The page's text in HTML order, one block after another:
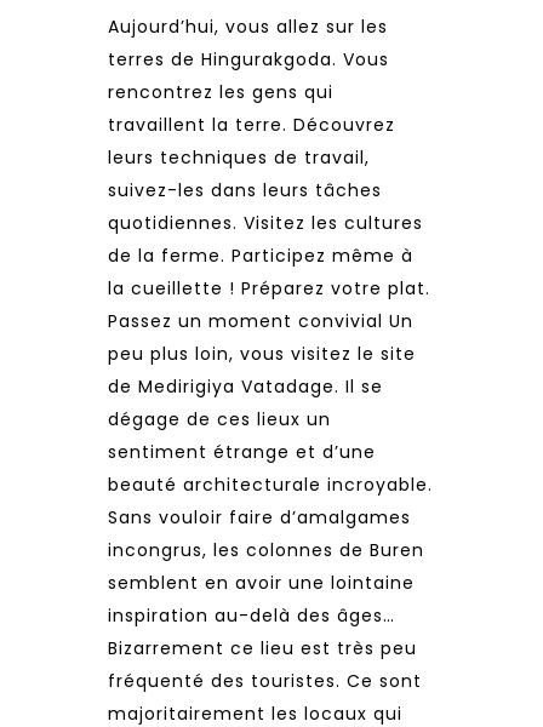
Aujourd’hui, vous allez sur les
terres de Hingurakgoda. Vous
rencontrez les gens qui
travaillent la terre. Découvrez
leurs techniques de travail,
suivez-les dans leurs tâches
quotidiennes. Visitez les cultures
de la ferme. Participez même à
la cueillette ! Préparez votre plat.
Passez un moment convivial Un
peu plus loin, vous visitez le site
de Medirigiya Vatadage. Il se
dégage de ces lieux un
sentiment étrange et d’une
beauté architecturale incroyable.
Sans vouloir faire d’amalgames
incongrus, les colonnes de Buren
semblent en avoir une lointaine
inspiration au-delà des âges…
Bizarrement ce lieu est très peu
fréquenté des touristes. Ce sont
majoritairement les locaux qui